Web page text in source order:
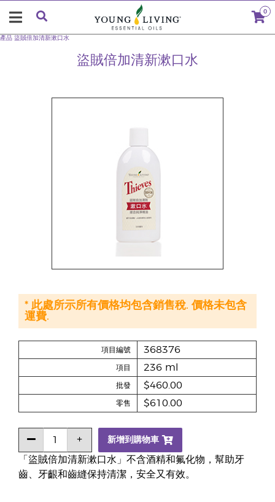
0
盜賊倍加清新漱口水
產品 盜賊倍加清新漱口水
「盜賊倍加清新漱口水」不含酒精和氟化物，幫助牙
齒、牙齦和齒縫保持清潔，安全又有效。
項目編號 368376
項目 236 ml
批發 $460.00
零售 $610.00
新增到購物車
* 此處所示所有價格均包含銷售稅. 價格未包含
運費.